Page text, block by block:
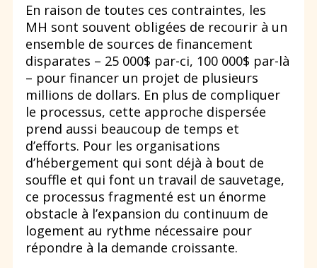
En raison de toutes ces contraintes, les
MH sont souvent obligées de recourir à un
ensemble de sources de financement
disparates – 25 000$ par-ci, 100 000$ par-là
– pour financer un projet de plusieurs
millions de dollars. En plus de compliquer
le processus, cette approche dispersée
prend aussi beaucoup de temps et
d’efforts. Pour les organisations
d’hébergement qui sont déjà à bout de
souffle et qui font un travail de sauvetage,
ce processus fragmenté est un énorme
obstacle à l’expansion du continuum de
logement au rythme nécessaire pour
répondre à la demande croissante.